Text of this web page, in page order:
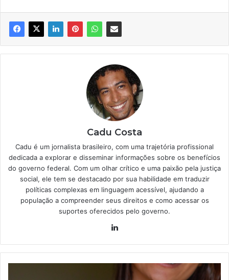
Cadu Costa
Cadu é um jornalista brasileiro, com uma trajetória profissional
dedicada a explorar e disseminar informações sobre os benefícios
do governo federal. Com um olhar crítico e uma paixão pela justiça
social, ele tem se destacado por sua habilidade em traduzir
políticas complexas em linguagem acessível, ajudando a
população a compreender seus direitos e como acessar os
suportes oferecidos pelo governo.